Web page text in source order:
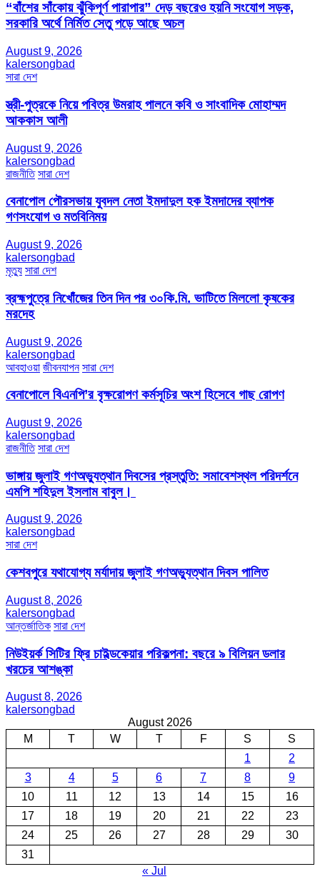
“বাঁশের সাঁকোয় ঝুঁকিপূর্ণ পারাপার” দেড় বছরেও হয়নি সংযোগ সড়ক,
সরকারি অর্থে নির্মিত সেতু পড়ে আছে অচল
August 9, 2026
kalersongbad
সারা দেশ
স্ত্রী-পুত্রকে নিয়ে পবিত্র উমরাহ পালনে কবি ও সাংবাদিক মোহাম্মদ
আককাস আলী
August 9, 2026
kalersongbad
রাজনীতি সারা দেশ
বেনাপোল পৌরসভায় যুবদল নেতা ইমদাদুল হক ইমদাদের ব্যাপক
গণসংযোগ ও মতবিনিময়
August 9, 2026
kalersongbad
মৃত্যু সারা দেশ
ব্রহ্মপুত্রে নিখোঁজের তিন দিন পর ৩০কি.মি. ভাটিতে মিললো কৃষকের
মরদেহ
August 9, 2026
kalersongbad
আবহাওয়া জীবনযাপন সারা দেশ
বেনাপোলে বিএনপি’র বৃক্ষরোপণ কর্মসূচির অংশ হিসেবে গাছ রোপণ
August 9, 2026
kalersongbad
রাজনীতি সারা দেশ
ভাঙ্গায় জুলাই গণঅভ্যুত্থান দিবসের প্রস্তুতি: সমাবেশস্থল পরিদর্শনে
এমপি শহিদুল ইসলাম বাবুল। ​
August 9, 2026
kalersongbad
সারা দেশ
কেশবপুরে যথাযোগ্য মর্যাদায় জুলাই গণঅভ্যুত্থান দিবস পালিত
August 8, 2026
kalersongbad
আন্তর্জাতিক সারা দেশ
নিউইয়র্ক সিটির ফ্রি চাইল্ডকেয়ার পরিকল্পনা: বছরে ৯ বিলিয়ন ডলার
খরচের আশঙ্কা
August 8, 2026
kalersongbad
August 2026
M
T W T F S
S
1
2
3
4 5 6 7 8
9
10
11 12 13 14 15
16
17
18 19 20 21 22
23
24
25 26 27 28 29
30
31
« Jul